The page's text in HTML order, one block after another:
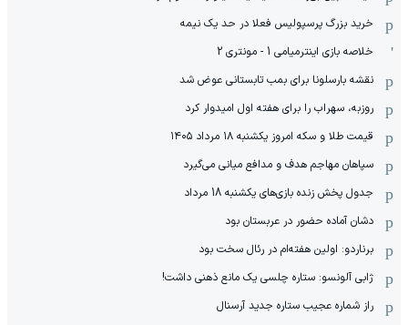
خرید بزرگ پرسپولیس فعلا در حد یک نیمه
خلاصه بازی اینترمیامی 1 - مونتری 2
نقشه بارسلونا برای بمب تابستانی عوض شد
روزبه، سهراب را برای هفته اول امیدوار کرد
قیمت طلا و سکه امروز یکشنبه ۱۸ مرداد ۱۴۰۵
سپاهان مهاجم هدف و مدافع میانی می‌گیرد
جدول پخش زنده بازی‌های یکشنبه 18 مرداد
دشان آماده حضور در عربستان بود
برناردو: اولین هفته‌ام در رئال سخت بود
ژابی آلونسو: ستاره چلسی یک مانع ذهنی داشت!
راز شماره عجیب ستاره جدید آرسنال